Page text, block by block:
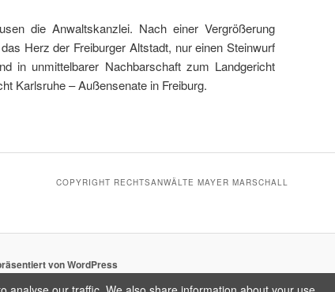
die Anwaltskanzlei. Nach einer Vergrößerung
Herz der Freiburger Altstadt, nur einen Steinwurf
in unmittelbarer Nachbarschaft zum Landgericht
Karlsruhe – Außensenate in Freiburg.
COPYRIGHT RECHTSANWÄLTE MAYER MARSCHALL
von WordPress